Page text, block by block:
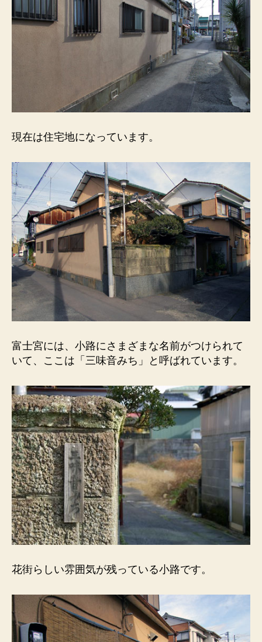
囲
て
い
小
へ
の
現在は住宅地になっています。
富士宮には、小路にさまざまな名前がつけられて
いて、ここは「三味音みち」と呼ばれています。
花街らしい雰囲気が残っている小路です。